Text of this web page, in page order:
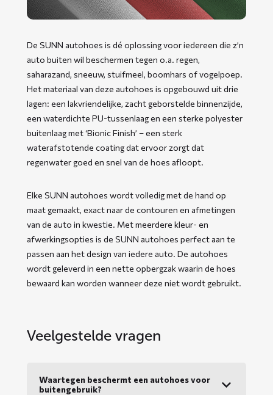
De SUNN autohoes is dé oplossing voor iedereen die z’n
auto buiten wil beschermen tegen o.a. regen,
saharazand, sneeuw, stuifmeel, boomhars of vogelpoep.
Het materiaal van deze autohoes is opgebouwd uit drie
lagen: een lakvriendelijke, zacht geborstelde binnenzijde,
een waterdichte PU-tussenlaag en een sterke polyester
buitenlaag met ‘Bionic Finish’ – een sterk
waterafstotende coating dat ervoor zorgt dat
regenwater goed en snel van de hoes afloopt.
Elke SUNN autohoes wordt volledig met de hand op
maat gemaakt, exact naar de contouren en afmetingen
van de auto in kwestie. Met meerdere kleur- en
afwerkingsopties is de SUNN autohoes perfect aan te
passen aan het design van iedere auto. De autohoes
wordt geleverd in een nette opbergzak waarin de hoes
bewaard kan worden wanneer deze niet wordt gebruikt.
Veelgestelde vragen
Waartegen beschermt een autohoes voor
buitengebruik?